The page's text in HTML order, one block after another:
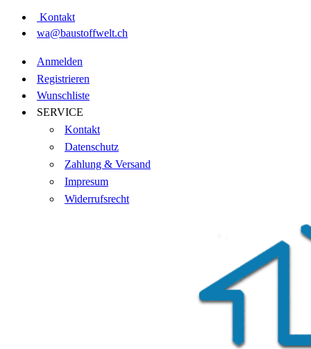
Kontakt
wa@baustoffwelt.ch
Anmelden
Registrieren
Wunschliste
SERVICE
Kontakt
Datenschutz
Zahlung & Versand
Impresum
Widerrufsrecht